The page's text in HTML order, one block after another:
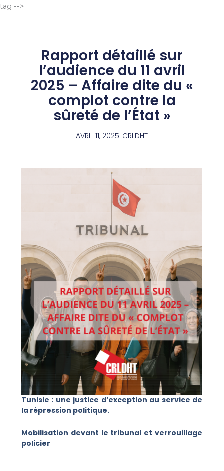
tag -->
Rapport détaillé sur
l’audience du 11 avril
2025 – Affaire dite du «
complot contre la
sûreté de l’État »
AVRIL 11, 2025 CRLDHT
Tunisie : une justice d’exception au service de
la répression politique.
Mobilisation devant le tribunal et verrouillage
policier